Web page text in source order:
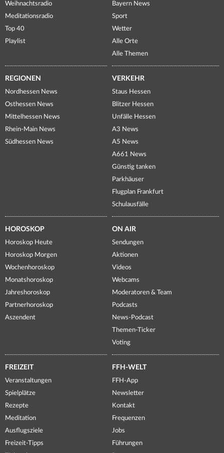
Weihnachtsradio
Meditationsradio
Top 40
Playlist
Bayern News
Sport
Wetter
Alle Orte
Alle Themen
REGIONEN
Nordhessen News
Osthessen News
Mittelhessen News
Rhein-Main News
Südhessen News
VERKEHR
Staus Hessen
Blitzer Hessen
Unfälle Hessen
A3 News
A5 News
A661 News
Günstig tanken
Parkhäuser
Flugplan Frankfurt
Schulausfälle
HOROSKOP
Horoskop Heute
Horoskop Morgen
Wochenhoroskop
Monatshoroskop
Jahreshoroskop
Partnerhoroskop
Aszendent
ON AIR
Sendungen
Aktionen
Videos
Webcams
Moderatoren & Team
Podcasts
News-Podcast
Themen-Ticker
Voting
FREIZEIT
Veranstaltungen
Spielplätze
Rezepte
Meditation
Ausflugsziele
Freizeit-Tipps
FFH-WELT
FFH-App
Newsletter
Kontakt
Frequenzen
Jobs
Führungen